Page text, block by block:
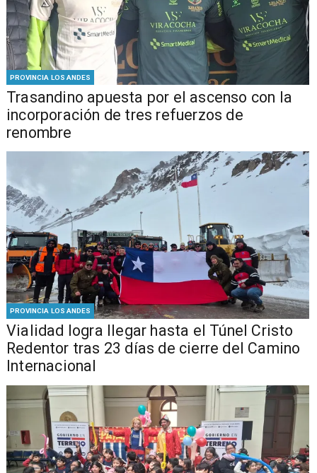
PROVINCIA LOS ANDES
Trasandino apuesta por el ascenso con la
incorporación de tres refuerzos de
renombre
PROVINCIA LOS ANDES
Vialidad logra llegar hasta el Túnel Cristo
Redentor tras 23 días de cierre del Camino
Internacional